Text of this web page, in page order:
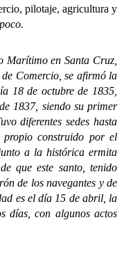
pilotaje, agricultura y
en Santa Cruz,
Comercio, se afirmó la
18 de octubre de 1835,
1837, siendo su primer
diferentes sedes hasta
construido por el
a la histórica ermita
que este santo, tenido
de los navegantes y de
es el día 15 de abril, la
días, con algunos actos